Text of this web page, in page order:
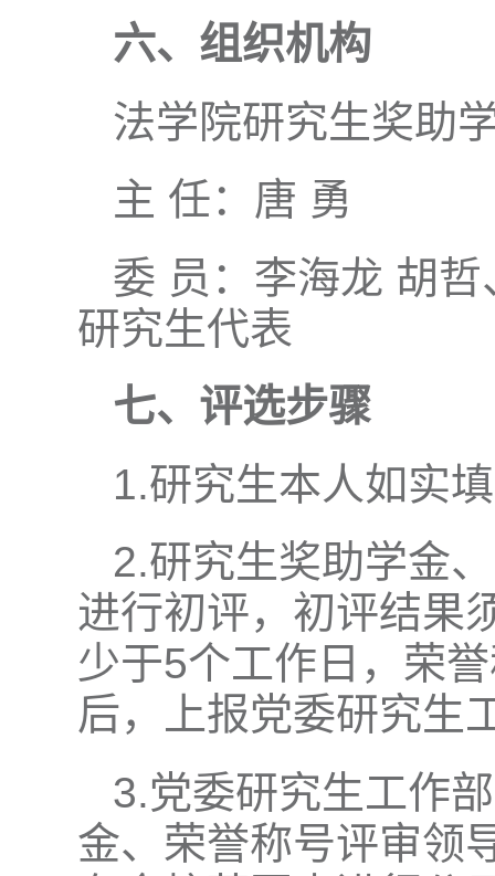
六、组织机构
法学院研究生奖助
主 任：唐 勇
委 员：李海龙 胡
研究生代表
七、评选步骤
1.研究生本人如实
2.研究生奖助学金
进行初评，初评结果
少于5个工作日，荣
后，上报党委研究生
3.党委研究生工作
金、荣誉称号评审领